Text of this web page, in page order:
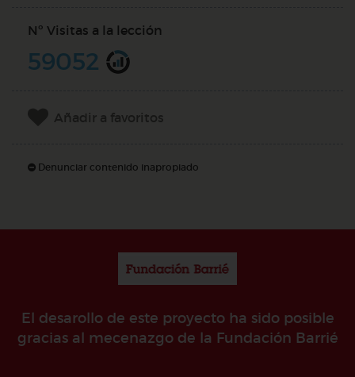
Nº Visitas a la lección
59052
Añadir a favoritos
Denunciar contenido inapropiado
El desarollo de este proyecto ha sido posible
gracias al mecenazgo de la Fundación Barrié